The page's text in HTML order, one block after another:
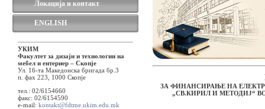
Локација и контакт
ENGLISH
УКИМ
Факултет за дизајн и технологии на
мебел и ентериер – Скопје
Ул. 16-та Македонска бригада бр.3
п. фах 223, 1000 Скопје
тел.: 02/6154660
факс: 02/6154590
e-mail: kontakt@fdtme.ukim.edu.mk
ЗА ФИНАНСИРАЊЕ НА
„СВ.КИРИЛ И МЕТОДИЈ“